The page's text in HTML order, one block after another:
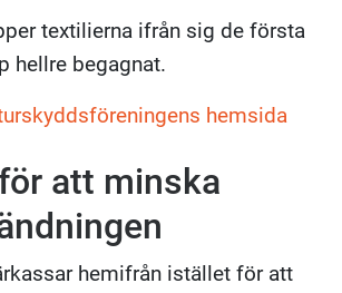
textilierna ifrån sig de första
hellre begagnat.
hemsida
att minska
hemifrån istället för att